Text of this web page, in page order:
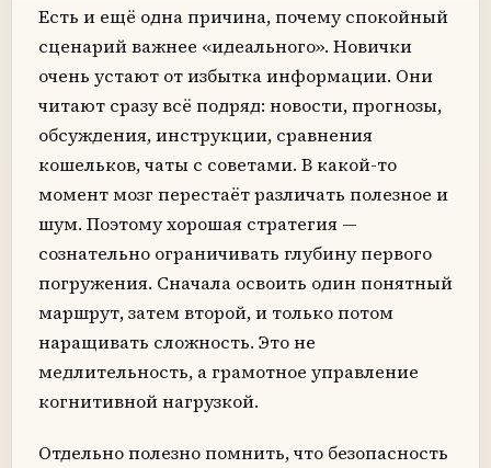
Есть и ещё одна причина, почему спокойный
сценарий важнее «идеального». Новички
очень устают от избытка информации. Они
читают сразу всё подряд: новости, прогнозы,
обсуждения, инструкции, сравнения
кошельков, чаты с советами. В какой-то
момент мозг перестаёт различать полезное и
шум. Поэтому хорошая стратегия —
сознательно ограничивать глубину первого
погружения. Сначала освоить один понятный
маршрут, затем второй, и только потом
наращивать сложность. Это не
медлительность, а грамотное управление
когнитивной нагрузкой.
Отдельно полезно помнить, что безопасность